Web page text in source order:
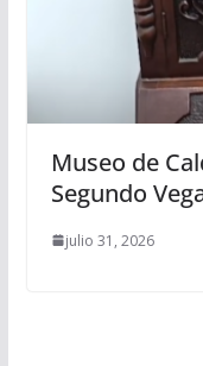
Museo de
Segundo
julio 31, 2026